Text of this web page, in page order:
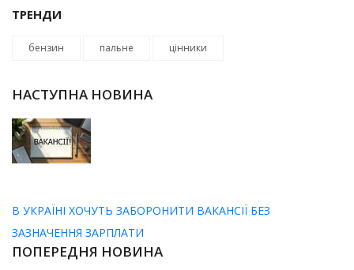
ТРЕНДИ
бензин пальне цінники
НАСТУПНА НОВИНА
В УКРАЇНІ ХОЧУТЬ ЗАБОРОНИТИ ВАКАНСІЇ БЕЗ
ЗАЗНАЧЕННЯ ЗАРПЛАТИ
ПОПЕРЕДНЯ НОВИНА